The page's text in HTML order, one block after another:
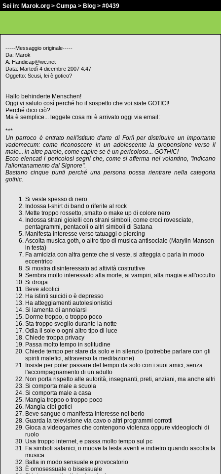
Sei in: Marok.org > Cumpa > Blog > #0439
-----Messaggio originale-----
Da: Marok
A: Handicap@wc.net
Data: Martedì 4 dicembre 2007 4:47
Oggetto: Scusi, lei è gotico?
Hallo behinderte Menschen!
Oggi vi saluto così perché ho il sospetto che voi siate GOTICI!
Perché dico ciò?
Ma è semplice... leggete cosa mi è arrivato oggi via email:
***
Un parroco è entrato nell'istituto d'arte di Forlì per distribuire un importante
vademecum: come riconoscere in un adolescente la propensione verso il
male... in altre parole, come capire se è un pericoloso... GOTHIC!
Ecco elencati i pericolosi segni che, come si afferma nel volantino, "indicano
l'allontanamento dal Signore".
Bastano cinque punti perché una persona possa rientrare nella categoria
gothic.
Si veste spesso di nero
Indossa t-shirt di band o riferite al rock
Mette troppo rossetto, smalto o make up di colore nero
Indossa strani gioielli con strani simboli, come croci rovesciate,
pentagrammi, pentacoli o altri simboli di Satana
Manifesta interesse verso tatuaggi o piercing
Ascolta musica goth, o altro tipo di musica antisociale (Marylin Manson
in testa)
Fa amicizia con altra gente che si veste, si atteggia o parla in modo
eccentrico
Si mostra disinteressato ad attività costruttive
Sembra molto interessato alla morte, ai vampiri, alla magia e all'occulto
Si droga
Beve alcolici
Ha istinti suicidi o è depresso
Ha atteggiamenti autolesionistici
Si lamenta di annoiarsi
Dorme troppo, o troppo poco
Sta troppo sveglio durante la notte
Odia il sole o ogni altro tipo di luce
Chiede troppa privacy
Passa molto tempo in solitudine
Chiede tempo per stare da solo e in silenzio (potrebbe parlare con gli
spiriti malefici, attraverso la meditazione)
Insiste per poter passare del tempo da solo con i suoi amici, senza
l'accompagnamento di un adulto
Non porta rispetto alle autorità, insegnanti, preti, anziani, ma anche altri
Si comporta male a scuola
Si comporta male a casa
Mangia troppo o troppo poco
Mangia cibi gotici
Beve sangue o manifesta interesse nel berlo
Guarda la televisione via cavo o altri programmi corrotti
Gioca a videogames che contengono violenza oppure videogiochi di
ruolo
Usa troppo internet, e passa molto tempo sul pc
Fa simboli satanici, o muove la testa aventi e indietro quando ascolta la
musica
Balla in modo sensuale e provocatorio
È omosessuale o bisessuale